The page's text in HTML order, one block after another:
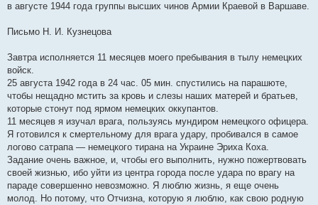
в августе 1944 года группы высших чинов Армии Краевой в Варшаве.
Письмо Н. И. Кузнецова
Завтра исполняется 11 месяцев моего пребывания в тылу немецких
войск.
25 августа 1942 года в 24 час. 05 мин. спустились на парашюте,
чтобы нещадно мстить за кровь и слезы наших матерей и братьев,
которые стонут под ярмом немецких оккупантов.
11 месяцев я изучал врага, пользуясь мундиром немецкого офицера.
Я готовился к смертельному для врага удару, пробивался в самое
логово сатрапа — немецкого тирана на Украине Эриха Коха.
Задание очень важное, и, чтобы его выполнить, нужно пожертвовать
своей жизнью, ибо уйти из центра города после удара по врагу на
параде совершенно невозможно. Я люблю жизнь, я еще очень
молод. Но потому, что Отчизна, которую я люблю, как свою родную